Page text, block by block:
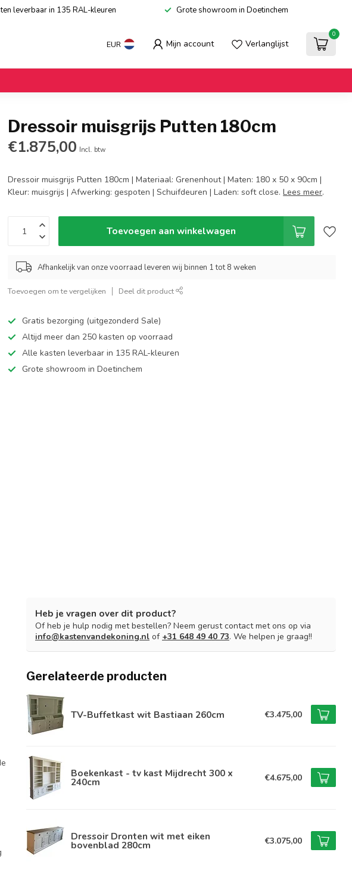
leverbaar in 135 RAL-kleuren Grote showroom in Doetinchem
EUR Mijn account Verlanglijst
0
Dressoir muisgrijs Putten 180cm
€1.875,00 Incl. btw
Dressoir muisgrijs Putten 180cm | Materiaal: Grenenhout | Maten: 180 x 50 x 90cm |
Kleur: muisgrijs | Afwerking: gespoten | Schuifdeuren | Laden: soft close.Lees meer.
Toevoegen aan winkelwagen
Afhankelijk van onze voorraad leveren wij binnen 1 tot 8 weken
Toevoegen om te vergelijken Deel dit product
Gratis bezorging (uitgezonderd Sale)
Altijd meer dan 250 kasten op voorraad
Alle kasten leverbaar in 135 RAL-kleuren
Grote showroom in Doetinchem
Heb je vragen over dit product?
Of heb je hulp nodig met bestellen? Neem gerust contact met ons op via
info@kastenvandekoning.nl of +31 648 49 40 73. We helpen je graag!!
Gerelateerde producten
TV-Buffetkast wit Bastiaan 260cm €3.475,00
Boekenkast - tv kast Mijdrecht 300 x
240cm €4.675,00
Dressoir Dronten wit met eiken
bovenblad 280cm €3.075,00